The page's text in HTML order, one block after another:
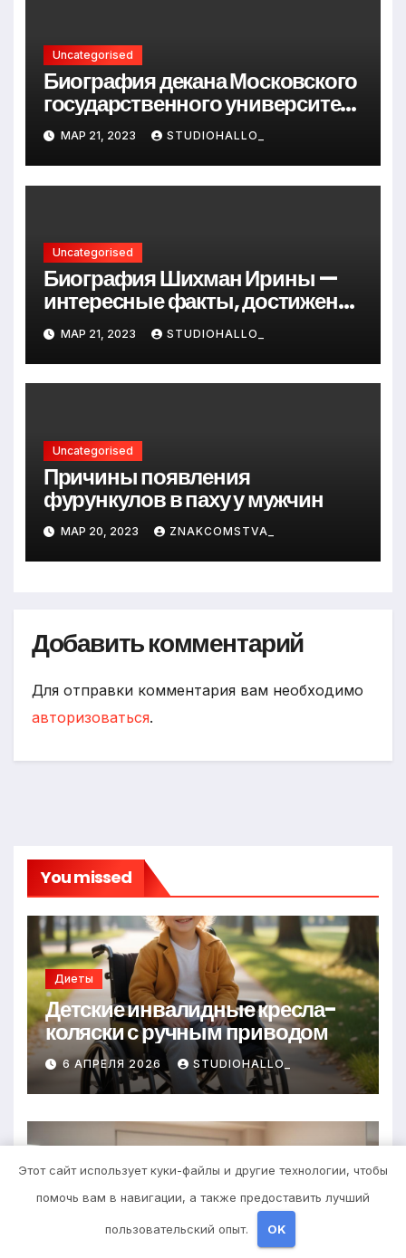
Uncategorised
Биография декана Московского
государственного университета
Андрея Сидорова — от студента
до руководителя
МАР 21, 2023 STUDIOHALLO_
Uncategorised
Биография Шихман Ирины —
интересные факты, достижения
и путь к успеху
МАР 21, 2023 STUDIOHALLO_
Uncategorised
Причины появления
фурункулов в паху у мужчин
МАР 20, 2023 ZNAKCOMSTVA_
Добавить комментарий
Для отправки комментария вам необходимо
авторизоваться.
You missed
Диеты
Детские инвалидные кресла-
коляски с ручным приводом
6 АПРЕЛЯ 2026 STUDIOHALLO_
Запись в стоматологическую
клинику
Этот сайт использует куки-файлы и другие технологии, чтобы
помочь вам в навигации, а также предоставить лучший
пользовательский опыт. OK